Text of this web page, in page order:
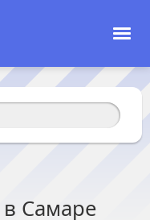
в Самаре